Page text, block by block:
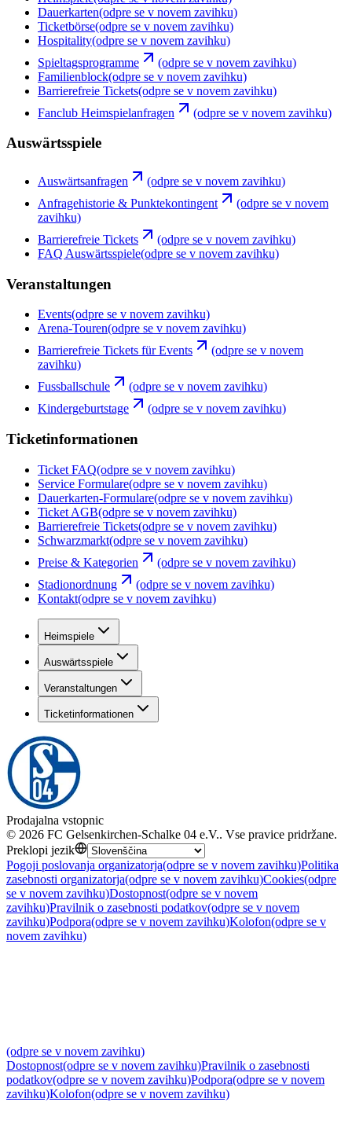
Dauerkarten(odpre se v novem zavihku)
Ticketbörse(odpre se v novem zavihku)
Hospitality(odpre se v novem zavihku)
Spieltagsprogramme
(odpre se v novem zavihku)
Familienblock(odpre se v novem zavihku)
Barrierefreie Tickets(odpre se v novem zavihku)
Fanclub Heimspielanfragen
(odpre se v novem zavihku)
Auswärtsspiele
Auswärtsanfragen
(odpre se v novem zavihku)
Anfragehistorie & Punktekontingent
(odpre se v novem
zavihku)
Barrierefreie Tickets
(odpre se v novem zavihku)
FAQ Auswärtsspiele(odpre se v novem zavihku)
Veranstaltungen
Events(odpre se v novem zavihku)
Arena-Touren(odpre se v novem zavihku)
Barrierefreie Tickets für Events
(odpre se v novem
zavihku)
Fussballschule
(odpre se v novem zavihku)
Kindergeburtstage
(odpre se v novem zavihku)
Ticketinformationen
Ticket FAQ(odpre se v novem zavihku)
Service Formulare(odpre se v novem zavihku)
Dauerkarten-Formulare(odpre se v novem zavihku)
Ticket AGB(odpre se v novem zavihku)
Barrierefreie Tickets(odpre se v novem zavihku)
Schwarzmarkt(odpre se v novem zavihku)
Preise & Kategorien
(odpre se v novem zavihku)
Stadionordnung
(odpre se v novem zavihku)
Kontakt(odpre se v novem zavihku)
Heimspiele
Auswärtsspiele
Veranstaltungen
Ticketinformationen
Prodajalna vstopnic
© 2026 FC Gelsenkirchen-Schalke 04 e.V.. Vse pravice pridržane.
Preklopi jezik
Pogoji poslovanja organizatorja(odpre se v novem zavihku)Politika
zasebnosti organizatorja(odpre se v novem zavihku)Cookies(odpre
se v novem zavihku)Dostopnost(odpre se v novem
zavihku)Pravilnik o zasebnosti podatkov(odpre se v novem
zavihku)Podpora(odpre se v novem zavihku)Kolofon(odpre se v
novem zavihku)
(odpre se v novem zavihku)
Dostopnost(odpre se v novem zavihku)Pravilnik o zasebnosti
podatkov(odpre se v novem zavihku)Podpora(odpre se v novem
zavihku)Kolofon(odpre se v novem zavihku)